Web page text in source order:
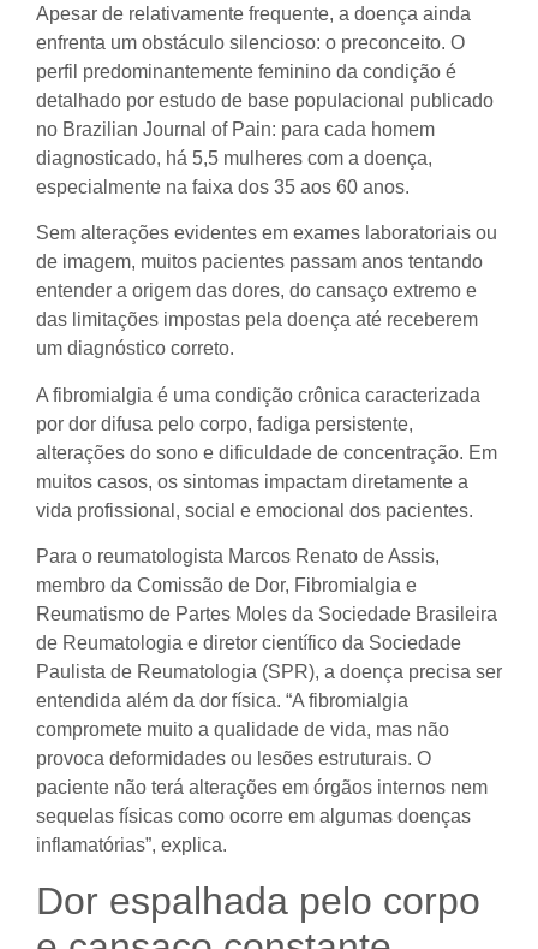
Apesar de relativamente frequente, a doença ainda
enfrenta um obstáculo silencioso: o preconceito. O
perfil predominantemente feminino da condição é
detalhado por estudo de base populacional publicado
no Brazilian Journal of Pain: para cada homem
diagnosticado, há 5,5 mulheres com a doença,
especialmente na faixa dos 35 aos 60 anos.
Sem alterações evidentes em exames laboratoriais ou
de imagem, muitos pacientes passam anos tentando
entender a origem das dores, do cansaço extremo e
das limitações impostas pela doença até receberem
um diagnóstico correto.
A fibromialgia é uma condição crônica caracterizada
por dor difusa pelo corpo, fadiga persistente,
alterações do sono e dificuldade de concentração. Em
muitos casos, os sintomas impactam diretamente a
vida profissional, social e emocional dos pacientes.
Para o reumatologista Marcos Renato de Assis,
membro da Comissão de Dor, Fibromialgia e
Reumatismo de Partes Moles da Sociedade Brasileira
de Reumatologia e diretor científico da Sociedade
Paulista de Reumatologia (SPR), a doença precisa ser
entendida além da dor física. “A fibromialgia
compromete muito a qualidade de vida, mas não
provoca deformidades ou lesões estruturais. O
paciente não terá alterações em órgãos internos nem
sequelas físicas como ocorre em algumas doenças
inflamatórias”, explica.
Dor espalhada pelo corpo